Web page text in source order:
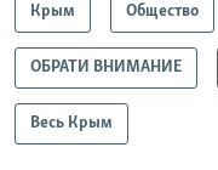
Крым Общество
ОБРАТИ ВНИМАНИЕ
Весь Крым